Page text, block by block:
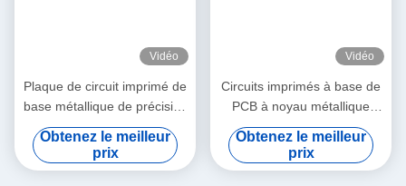
Vidéo
Plaque de circuit imprimé de
base métallique de précision
MC PCB rigide pour
équipement d'éclairage
Obtenez le meilleur
prix
Vidéo
Circuits imprimés à base de
PCB à noyau métallique
rigide pour l'électronique
automobile
Obtenez le meilleur
prix